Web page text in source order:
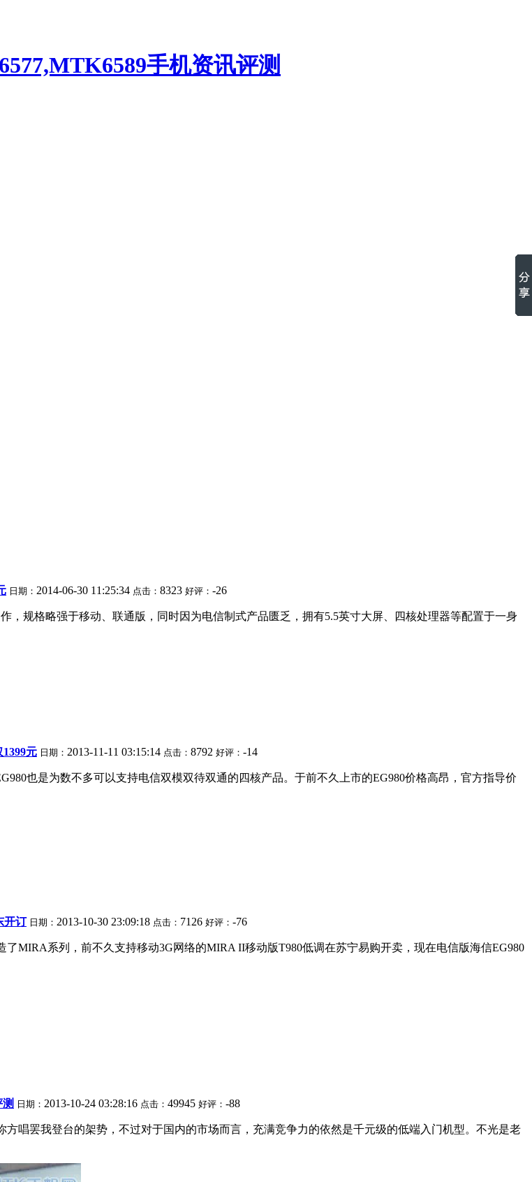
日期： 2014-06-30 11:25:34 点击： 8323 好评： -26
，规格略强于移动、联通版，同时因为电信制式产品匮乏，拥有5.5英寸大屏、四核处理器等配置于一身
元 日期： 2013-11-11 03:15:14 点击： 8792 好评： -14
也是为数不多可以支持电信双模双待双通的四核产品。于前不久上市的EG980价格高昂，官方指导价
开订 日期： 2013-10-30 23:09:18 点击： 7126 好评： -76
MIRA系列，前不久支持移动3G网络的MIRA II移动版T980低调在苏宁易购开卖，现在电信版海信EG980
日期： 2013-10-24 03:28:16 点击： 49945 好评： -88
唱罢我登台的架势，不过对于国内的市场而言，充满竞争力的依然是千元级的低端入门机型。不光是老